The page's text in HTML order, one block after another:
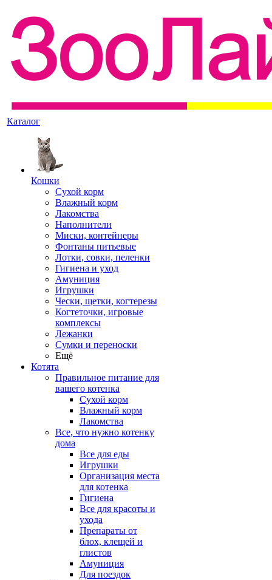
Каталог
Кошки
Сухой корм
Влажный корм
Лакомства
Наполнители
Миски, контейнеры
Фонтаны питьевые
Лотки, совки, пеленки
Гигиена и уход
Амуниция
Игрушки
Чески, щетки, когтерезы
Когтеточки, игровые
комплексы
Лежанки
Сумки и переноски
Ещё
Котята
Правильное питание для
вашего котенка
Сухой корм
Влажный корм
Лакомства
Все, что нужно котенку
дома
Все для еды
Игрушки
Организация места
для котенка
Гигиена
Все для красоты и
ухода
Препараты от
блох, клещей и
глистов
Амуниция
Для поездок